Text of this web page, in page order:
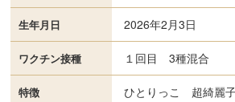
生年月日 2026年2月3日
ワクチン接種 １回目 3種混合
特徴 ひとりっこ 超綺麗子